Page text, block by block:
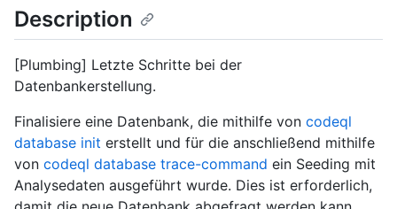
Description
[Plumbing] Letzte Schritte bei der
Datenbankerstellung.
Finalisiere eine Datenbank, die mithilfe von codeql
database init erstellt und für die anschließend mithilfe
von codeql database trace-command ein Seeding mit
Analysedaten ausgeführt wurde. Dies ist erforderlich,